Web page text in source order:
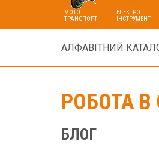
МОТО
ТРАНСПОРТ
ЕЛЕКТРО
ІНСТРУМЕНТ
АЛФАВІТНИЙ
РОБОТА
БЛОГ